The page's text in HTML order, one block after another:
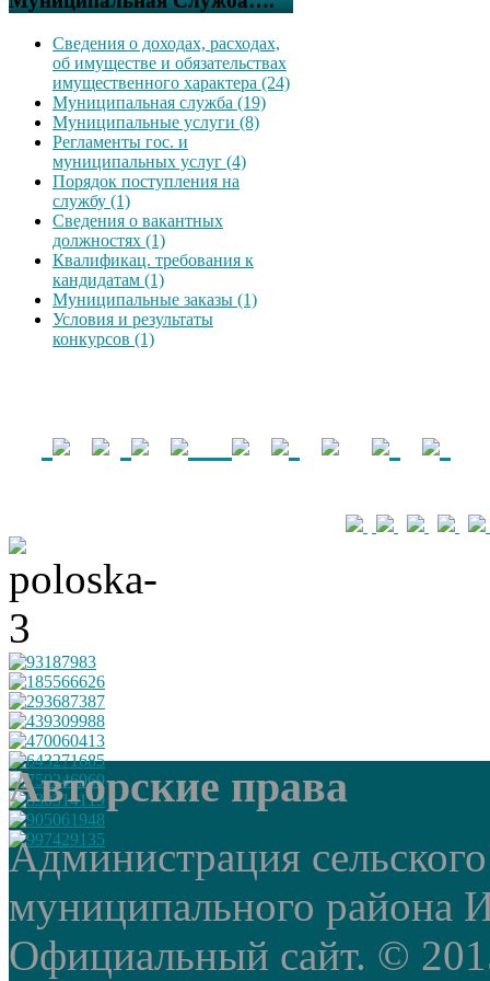
Сведения о доходах, расходах,
об имуществе и обязательствах
имущественного характера (24)
Муниципальная служба (19)
Муниципальные услуги (8)
Регламенты гос. и
муниципальных услуг (4)
Порядок поступления на
службу (1)
Сведения о вакантных
должностях (1)
Квалификац. требования к
кандидатам (1)
Муниципальные заказы (1)
Условия и результаты
конкурсов (1)
Авторские права
Администрация
муниципального района
Официальный сайт. ©